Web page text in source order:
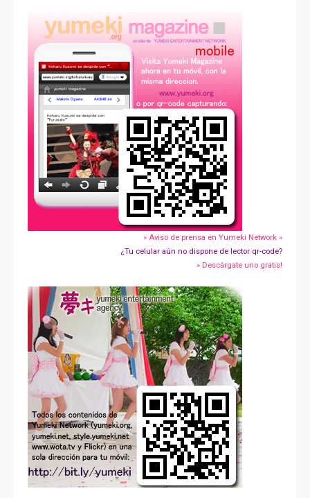
» Aviso de prensa en Yumeki Network »
¿Tu celular aún no dispone de lector qr-code?
» Descárgate uno gratis!